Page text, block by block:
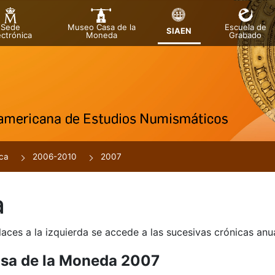
Sede
Museo Casa de la
Moneda
SIAEN
Escuela de
Grabado
2006-2010 2007
a la izquierda se accede a las sucesivas crónicas
de la Moneda 2007